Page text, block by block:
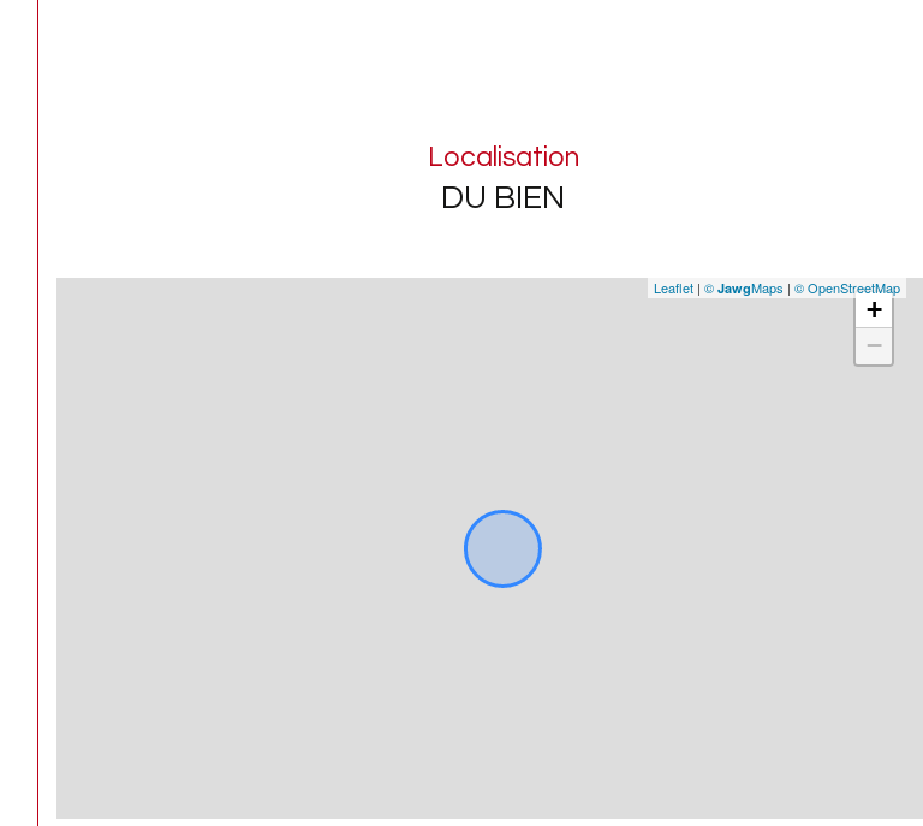
Localisation
DU BIEN
+
−
Leaflet |©JawgMaps |© OpenStreetMap